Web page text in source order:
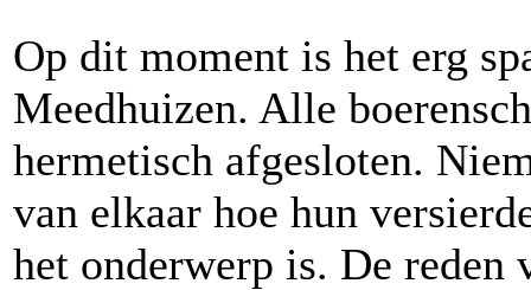
Op dit moment is het erg
Meedhuizen. Alle
hermetisch afgesloten.
van elkaar hoe hun
het onderwerp is. De reden